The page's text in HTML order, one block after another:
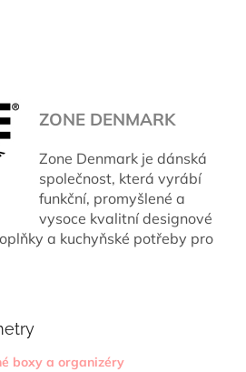
ZONE DENMARK
Zone Denmark je dánská
společnost, která vyrábí
funkční, promyšlené a
vysoce kvalitní designové
a kuchyňské potřeby pro
boxy a organizéry